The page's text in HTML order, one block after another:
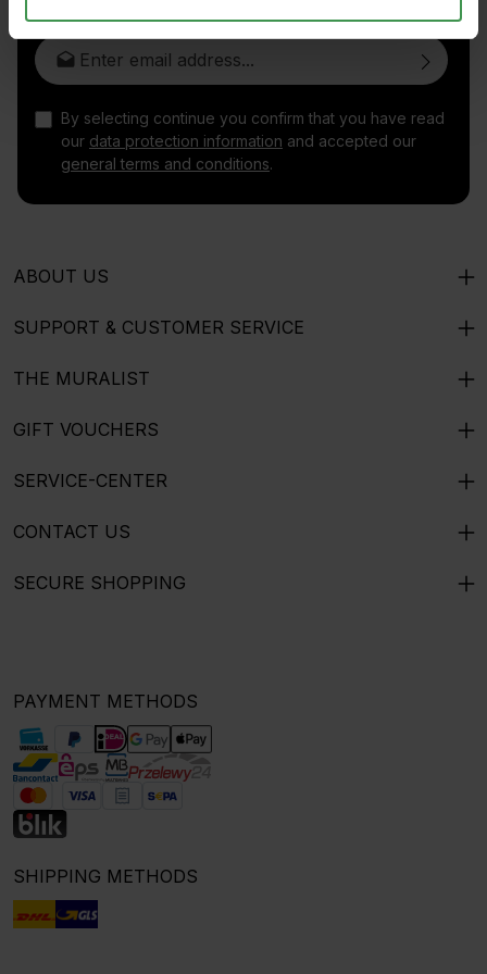
Email address*
By selecting continue you confirm that you have read
our data protection information and accepted our
general terms and conditions.
ABOUT US
SUPPORT & CUSTOMER SERVICE
THE MURALIST
GIFT VOUCHERS
SERVICE-CENTER
CONTACT US
SECURE SHOPPING
PAYMENT METHODS
SHIPPING METHODS